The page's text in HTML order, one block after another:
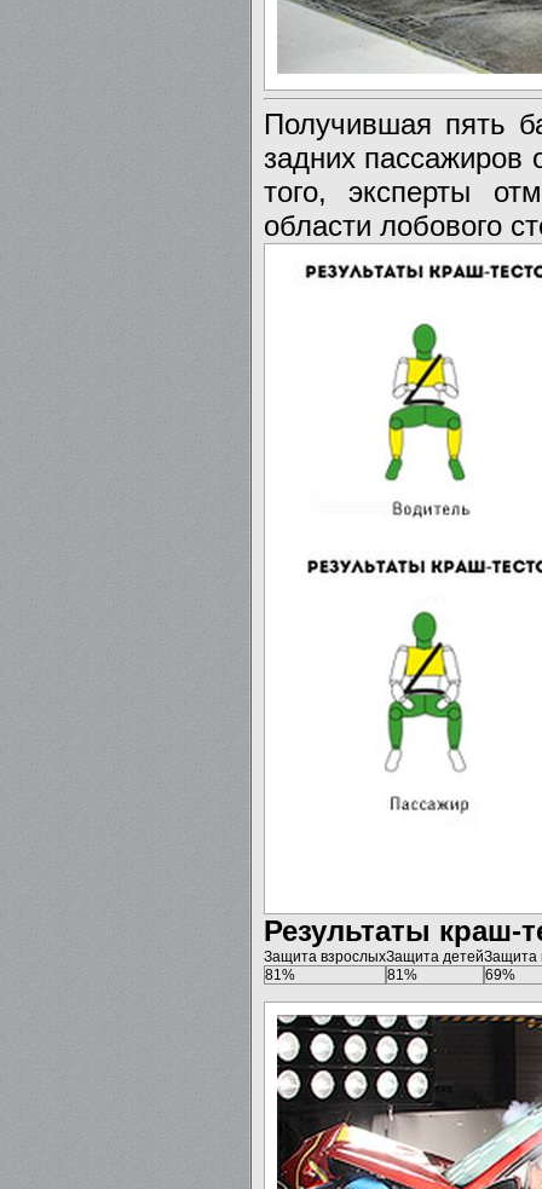
Получившая пять
задних пассажиров
того, эксперты
области лобового
Результаты краш-
Защита взрослыхЗащита детейЗащита
81%
81% 69%